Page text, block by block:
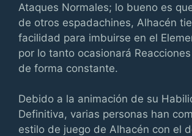
Ataques Normales; lo bueno es
de otros espadachines, Alhacén
facilidad para imbuirse en el
por lo tanto ocasionará
de forma constante.
Debido a la animación de su
Definitiva, varias personas han
estilo de juego de Alhacén con el